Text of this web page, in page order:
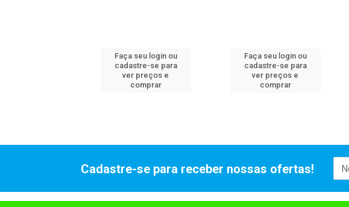
Faça seu login ou
cadastre-se para
ver preços e
comprar
Faça seu login ou
cadastre-se para
ver preços e
comprar
Cadastre-se para receber nossas ofertas!